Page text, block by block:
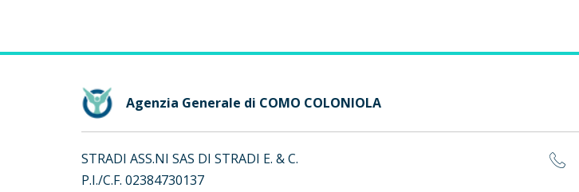
Agenzia Generale di COMO COLONIOLA
STRADI ASS.NI SAS DI STRADI E. & C.
P.I./C.F. 02384730137